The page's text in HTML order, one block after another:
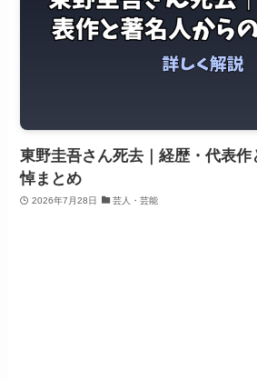
東野圭吾さん死去｜経歴・代表
悼まとめ
2026年7月28日 芸人・芸能